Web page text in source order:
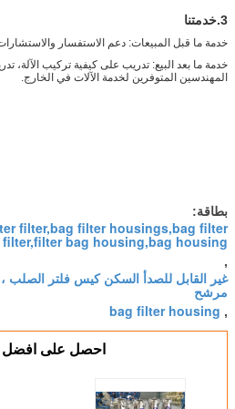
3.خدمتنا
خدمة ما قبل المبيعات: دعم الاستفسار
خدمة ما بعد البيع: تدريب على كيفية تركيب الآلة،
المهندسين المتوفرين لخدمة الآلات في الخارج.
بطاقة:
filter,bag filter housings,bag filter
bag housing,bag housing
,
غير القابل للصدأ السكن كيس فلتر الصلب ،
مرشح
,
bag filter housing
احصل على